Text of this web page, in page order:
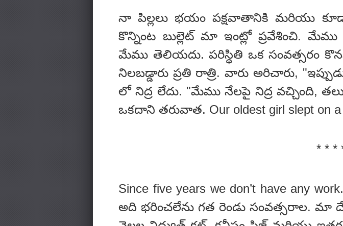
నా పిల్లలు భయం పక్షవాతానికి మరియు
కొన్నింట బుల్లెట్ మా ఇంట్లో ప్రవేశించి.
మేము తెలియదు. పరిస్థితి ఒక సంవత్సరం
నిలబడ్డారు ప్రతి రాత్రి. వారు అరిచారు,
లో నిద్ర లేదు. "మేము నేలపై నిద్ర వచ్చింది,
ఒకదాని తరువాత. Our oldest girl slept on a
* * *
Since five years we don’t have
అది భరించలేను గత రెండు సంవత్సరాల. మా